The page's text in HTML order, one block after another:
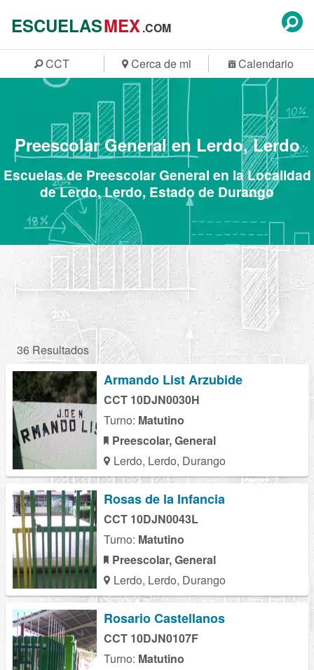
ESCUELASMEX.COM
CCT Cerca de mi Calendario
Preescolar General en Lerdo, Lerdo
Escuelas de Preescolar General en la Localidad
de Lerdo, Lerdo, Estado de Durango
36 Resultados
Armando List Arzubide
CCT 10DJN0030H
Turno: Matutino
Preescolar, General
Lerdo, Lerdo, Durango
Rosas de la Infancia
CCT 10DJN0043L
Turno: Matutino
Preescolar, General
Lerdo, Lerdo, Durango
Rosario Castellanos
CCT 10DJN0107F
Turno: Matutino